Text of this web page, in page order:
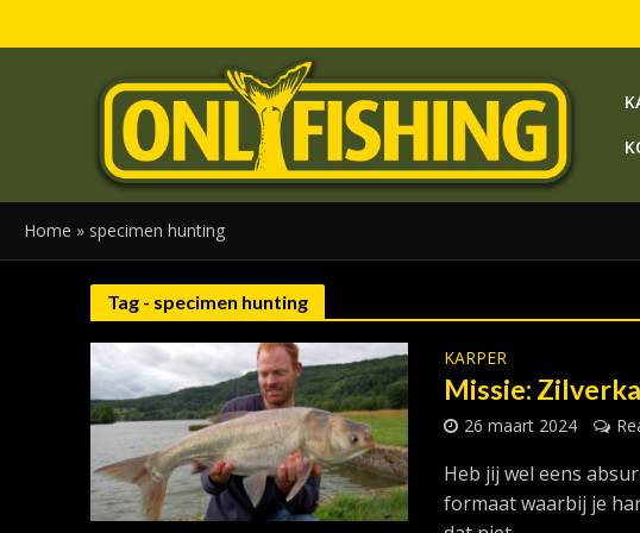
Home » specimen hunting
Tag - specimen hunting
KARPER
Missie:
26 maart 2024
Heb jij wel eens
formaat waarbij je